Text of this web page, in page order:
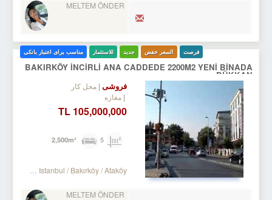
MELTEM ÖNDER
فرصت السعر خفض جدید للاستثمار مناسب برای اعتبار بانکی
BAKIRKÖY İNCİRLİ ANA CADDEDE 2200M2 YENİ BİNADA
DÜKKAN
فروشی محل کار
مغازه
105,000,000 TL
5
/ Ataköy
MELTEM ÖNDER